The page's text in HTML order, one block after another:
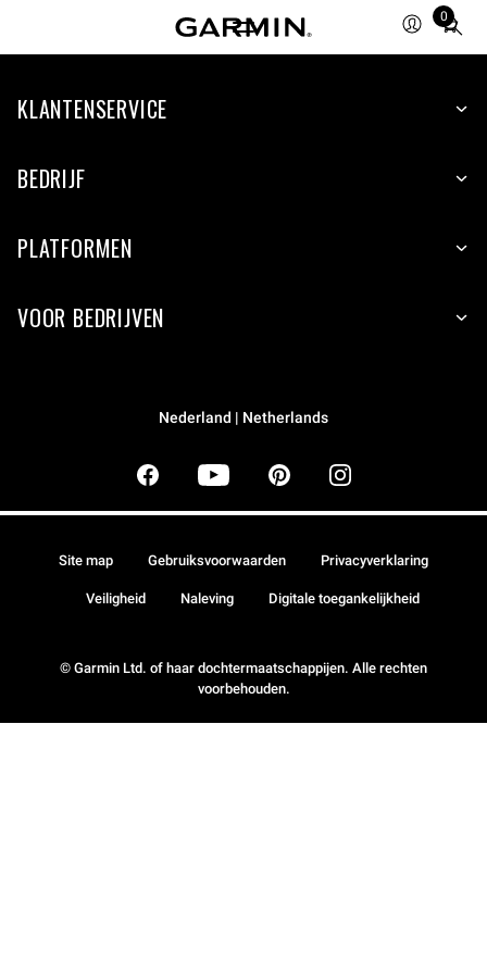
0
Total
items
cart:
KLANTENSERVICE
BEDRIJF
PLATFORMEN
VOOR BEDRIJVEN
Nederland | Netherlands
© Garmin Ltd. of haar dochtermaatschappijen. Alle rechten
voorbehouden.
Site map Gebruiksvoorwaarden Privacyverklaring
Veiligheid Naleving Digitale toegankelijkheid